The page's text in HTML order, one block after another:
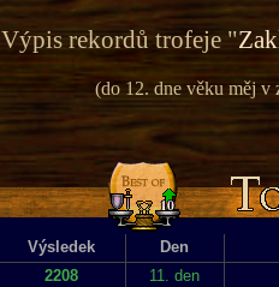
Výpis rekordů trofeje "
(do 12. dne věku měj v
Výsledek
Den
2208
11. den